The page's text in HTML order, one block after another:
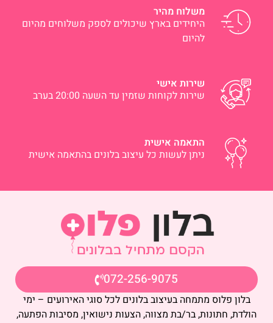
משלוח מהיר
היחידים בארץ שיכולים לספק משלוחים מהיום
להיום
שירות אישי
שירות לקוחות שזמין עד השעה 20:00 בערב
התאמה אישית
ניתן לעשות כל עיצוב בלונים בהתאמה אישית
072-256-9075
בלון פלוס מתמחה בעיצוב בלונים לכל סוגי האירועים – ימי
הולדת, חתונות, בר/בת מצווה, הצעות נישואין, מסיבות הפתעה,